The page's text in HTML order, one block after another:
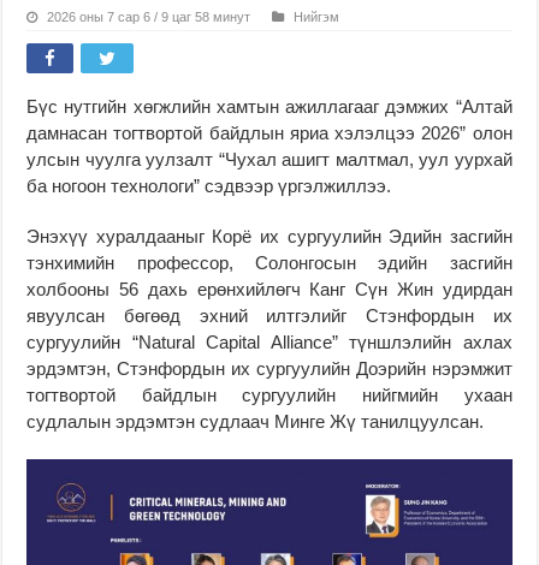
2026 оны 7 сар 6 / 9 цаг 58 минут Нийгэм
Бүс нутгийн хөгжлийн хамтын ажиллагааг дэмжих “Алтай
дамнасан тогтвортой байдлын яриа хэлэлцээ 2026” олон
улсын чуулга уулзалт “Чухал ашигт малтмал, уул уурхай
ба ногоон технологи” сэдвээр үргэлжиллээ.
Энэхүү хуралдааныг Корё их сургуулийн Эдийн засгийн
тэнхимийн профессор, Солонгосын эдийн засгийн
холбооны 56 дахь ерөнхийлөгч Канг Сүн Жин удирдан
явуулсан бөгөөд эхний илтгэлийг Стэнфордын их
сургуулийн “Natural Capital Alliance” түншлэлийн ахлах
эрдэмтэн, Стэнфордын их сургуулийн Доэрийн нэрэмжит
тогтвортой байдлын сургуулийн нийгмийн ухаан
судлалын эрдэмтэн судлаач Минге Жү танилцуулсан.